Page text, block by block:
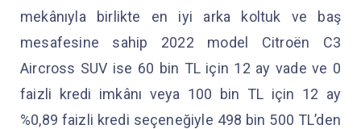
mekânıyla birlikte en iyi arka koltuk ve baş
mesafesine sahip 2022 model Citroën C3
Aircross SUV ise 60 bin TL için 12 ay vade ve 0
faizli kredi imkânı veya 100 bin TL için 12 ay
%0,89 faizli kredi seçeneğiyle 498 bin 500 TL’den